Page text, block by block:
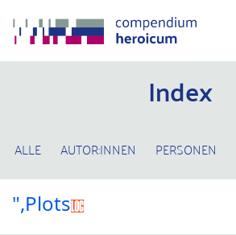
Index
ALLE AUTOR:INNEN PERSONEN
",Plots